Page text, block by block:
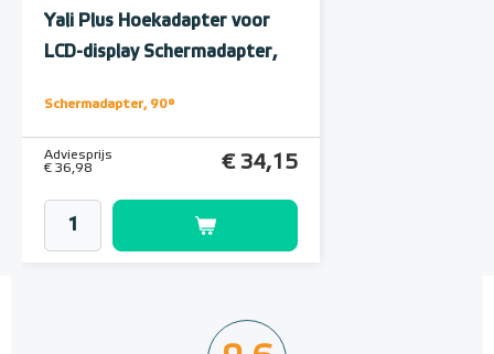
Yali Plus Hoekadapter voor
LCD-display Schermadapter,
Schermadapter, 90°
Adviesprijs
€ 36,98
€ 34,15